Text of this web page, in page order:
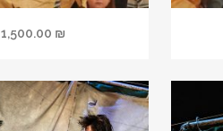
1,500.00 ₪